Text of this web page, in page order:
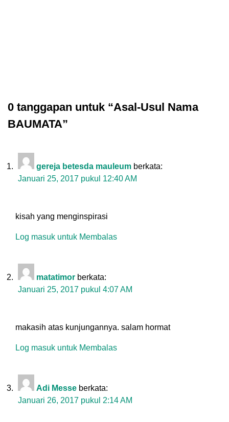
0 tanggapan untuk “Asal-Usul Nama
BAUMATA”
gereja betesda mauleum berkata:
Januari 25, 2017 pukul 12:40 AM
kisah yang menginspirasi
Log masuk untuk Membalas
matatimor berkata:
Januari 25, 2017 pukul 4:07 AM
makasih atas kunjungannya. salam hormat
Log masuk untuk Membalas
Adi Messe berkata:
Januari 26, 2017 pukul 2:14 AM